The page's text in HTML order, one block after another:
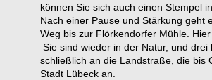
können Sie sich auch einen Stempel
Nach einer Pause und Stärkung geht
Weg bis zur Flörkendorfer Mühle.
Sie sind wieder in der Natur, und
schließlich an die Landstraße, die bis
Stadt Lübeck an.